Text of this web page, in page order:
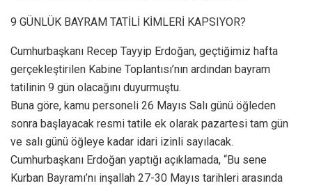
9 GÜNLÜK BAYRAM TATİLİ KİMLERİ KAPSIYOR?
Cumhurbaşkanı Recep Tayyip Erdoğan, geçtiğimiz hafta
gerçekleştirilen Kabine Toplantısı’nın ardından bayram
tatilinin 9 gün olacağını duyurmuştu.
Buna göre, kamu personeli 26 Mayıs Salı günü öğleden
sonra başlayacak resmi tatile ek olarak pazartesi tam gün
ve salı günü öğleye kadar idari izinli sayılacak.
Cumhurbaşkanı Erdoğan yaptığı açıklamada, “Bu sene
Kurban Bayramı’nı inşallah 27-30 Mayıs tarihleri arasında